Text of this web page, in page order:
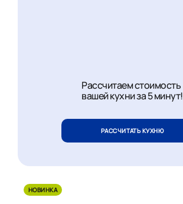
Рассчитаем стоимость
вашей кухни за 5 минут!
РАССЧИТАТЬ КУХНЮ
НОВИНКА